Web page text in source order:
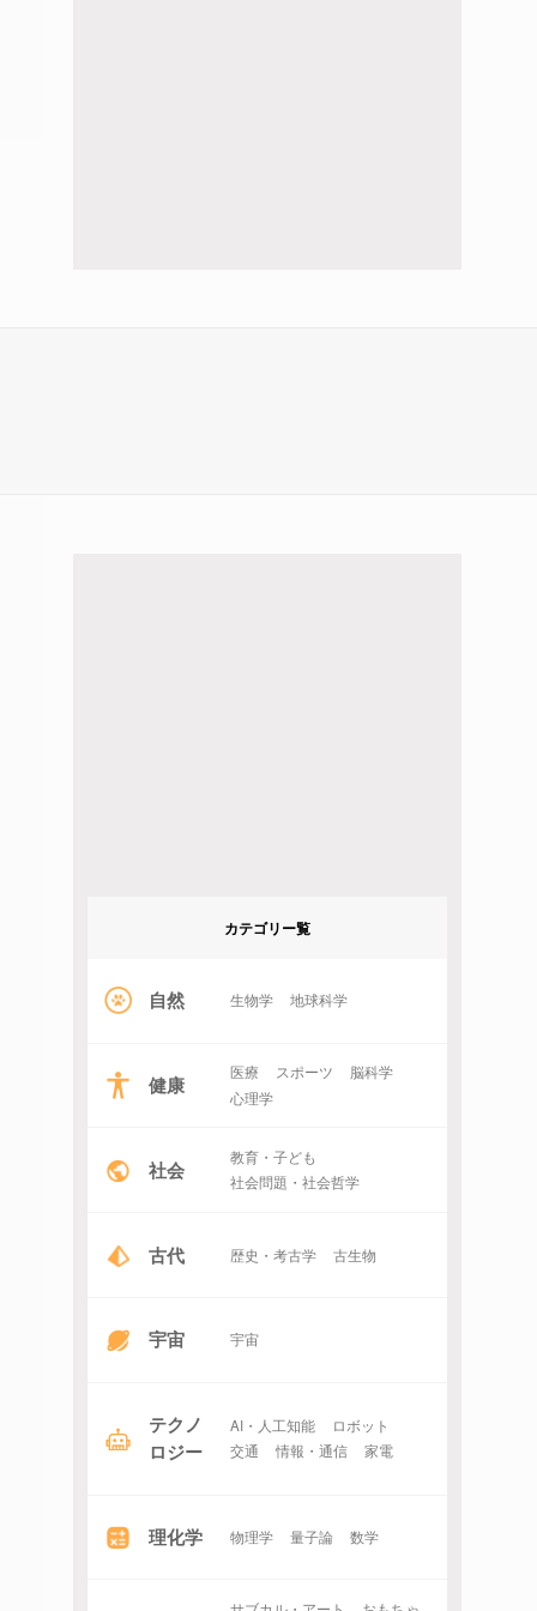
カテゴリー覧
自然 生物学 地球科学
健康 医療 スポーツ
脳科学
心理学
社会
教育・子ども
社会問題・社会哲学
古代 歴史・考古学 古生物
宇宙 宇宙
テクノ
ロジー
AI・人工知能
ロボット
交通
情報・通信 家電
理化学 物理学 量子論 数学